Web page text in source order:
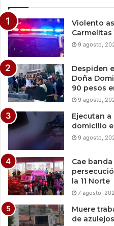
Violento
Carmelitas
9 agosto,
Despiden
Doña
90 pesos
9 agosto,
Ejecutan
domicilio
9 agosto,
Cae
la 11 Norte
7 agosto,
Muere
de